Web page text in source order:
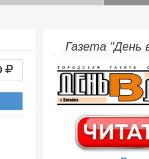
Газета "День